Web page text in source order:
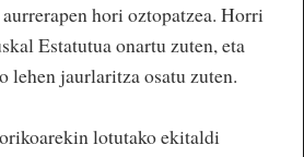
hori oztopatzea. Horri
Estatutua onartu zuten, eta
lehen jaurlaritza osatu zuten.
lotutako ekitaldi